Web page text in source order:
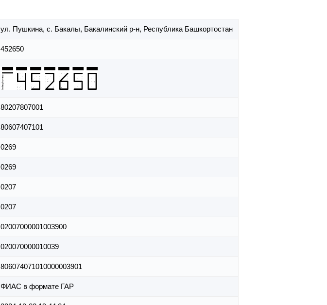
ул. Пушкина, с. Бакалы, Бакалинский р-н, Республика Башкортостан
452650
80207807001
80607407101
0269
0269
0207
0207
02007000001003900
020070000010039
806074071010000003901
ФИАС в формате ГАР